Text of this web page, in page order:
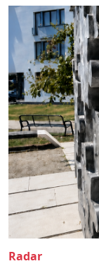
Radar